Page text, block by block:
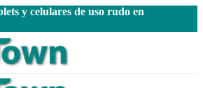
y celulares de uso rudo en